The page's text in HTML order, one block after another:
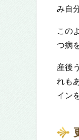
み自
この
つ病
産後
れも
イン